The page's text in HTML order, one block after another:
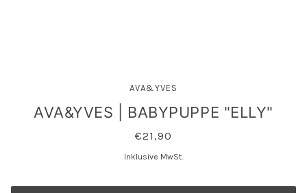
AVA&YVES
AVA&YVES | BABYPUPPE "ELLY"
€21,90
Inklusive MwSt.